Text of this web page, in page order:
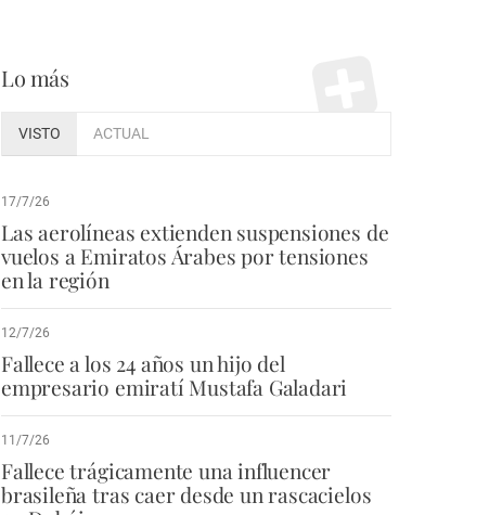
Lo más
VISTO ACTUAL
17/7/26
Las aerolíneas extienden suspensiones de
vuelos a Emiratos Árabes por tensiones
en la región
12/7/26
Fallece a los 24 años un hijo del
empresario emiratí Mustafa Galadari
11/7/26
Fallece trágicamente una influencer
brasileña tras caer desde un rascacielos